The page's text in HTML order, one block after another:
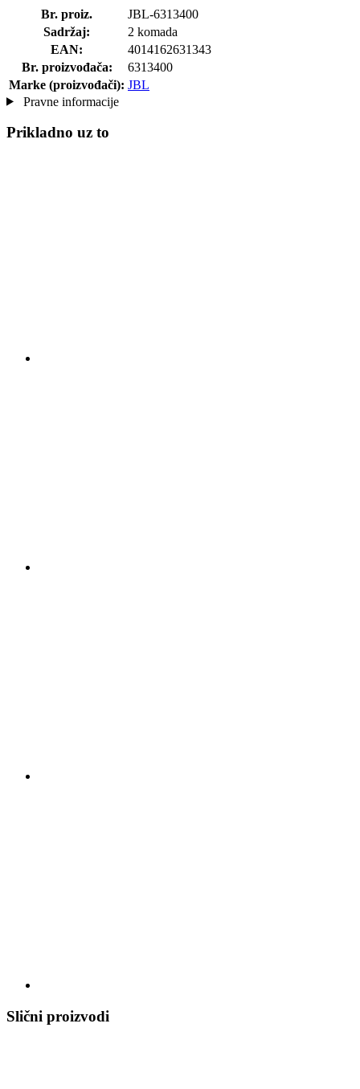
Br. proiz.
JBL-6313400
Sadržaj:
2 komada
EAN:
4014162631343
Br. proizvođača:
6313400
Marke (proizvođači): JBL
Pravne informacije
Prikladno uz to
Slični proizvodi